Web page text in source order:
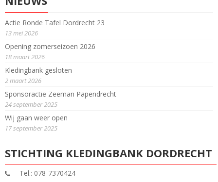
Actie Ronde Tafel Dordrecht 23
13 mei 2026
Opening zomerseizoen 2026
18 maart 2026
Kledingbank gesloten
2 maart 2026
Sponsoractie Zeeman Papendrecht
24 september 2025
Wij gaan weer open
17 september 2025
STICHTING KLEDINGBANK DORDRECHT
Tel.: 078-7370424